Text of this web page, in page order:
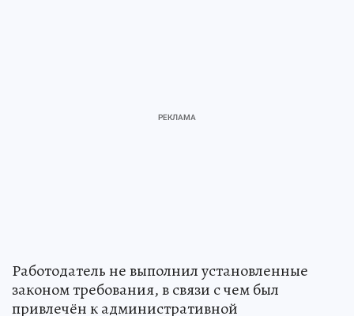
Работодатель не выполнил установленные
законом требования, в связи с чем был
привлечён к административной